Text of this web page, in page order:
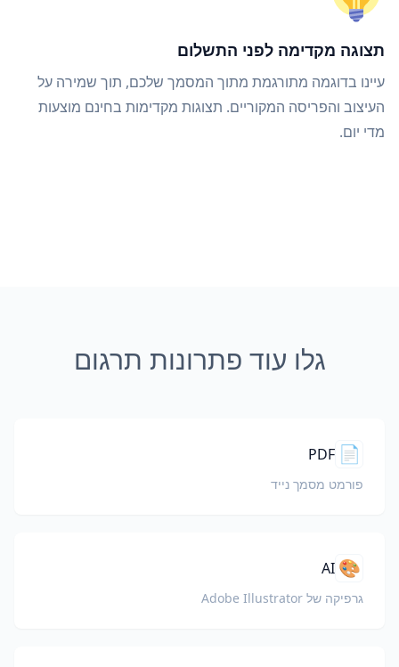
תצוגה מקדימה לפני התשלום
עיינו בדוגמה מתורגמת מתוך המסמך שלכם, תוך שמירה על
העיצוב והפריסה המקוריים. תצוגות מקדימות בחינם מוצעות
מדי יום.
גלו עוד פתרונות תרגום
📄
PDF
פורמט מסמך נייד
🎨
AI
גרפיקה של Adobe Illustrator